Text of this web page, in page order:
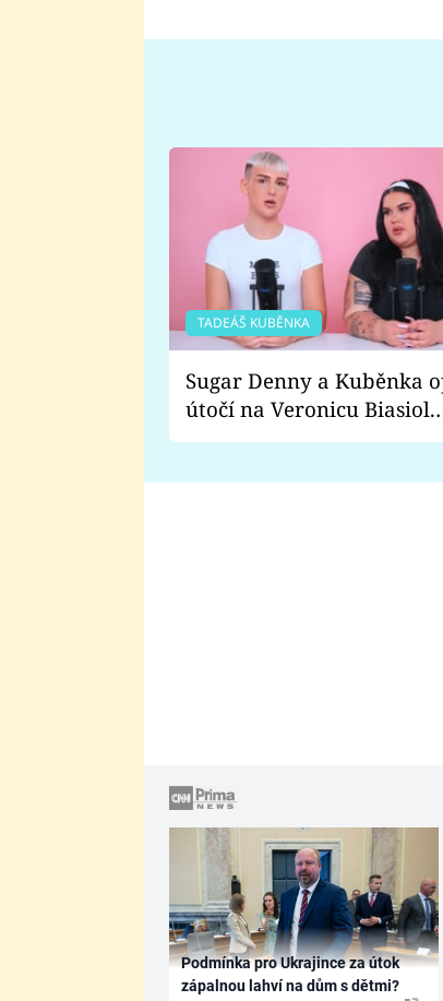
TADEÁŠ KUBĚNKA
Sugar Denny a Kuběnka
útočí na Veronicu Biasiol.
Proč je podle nich falešná
Podmínka pro Ukrajince za útok
zápalnou lahví na dům s dětmi?